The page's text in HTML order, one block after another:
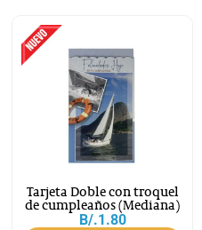
Tarjeta Doble con troquel
de cumpleaños (Mediana)
B/.1.80